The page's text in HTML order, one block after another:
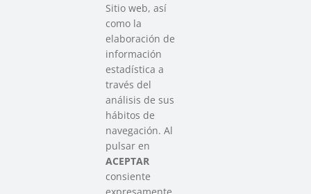
SAREEN SAREA
Asociación que agrupa a las redes
del Tercer Sector Social en Euskadi
Sitio web, así
como la
elaboración de
información
estadística a
través del
análisis de sus
hábitos de
navegación. Al
pulsar en
ACEPTAR
consiente